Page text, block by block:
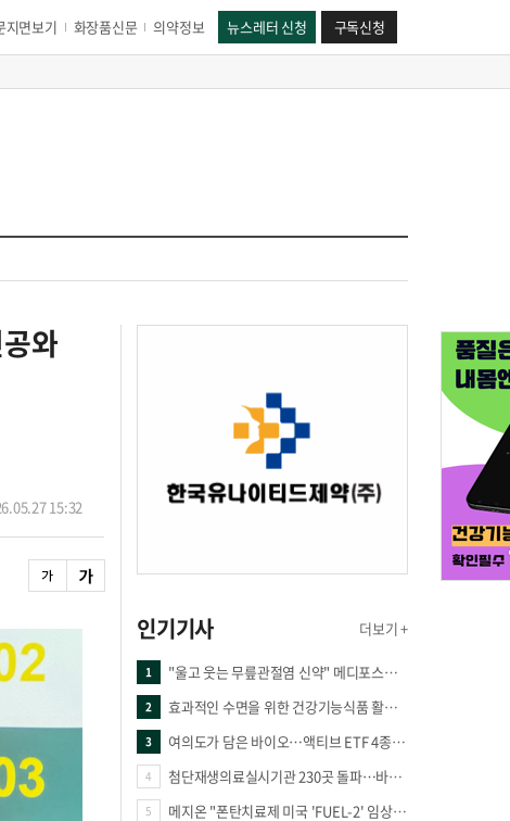
지면보기 화장품신문 의약정보 뉴스레터 신청 구독신청
와
15:32
인기기사 더보기 +
1 "울고 웃는 무릎관절염 신약" 메디포스트·강스템·네이처셀 전진, 코오롱티슈진 반전 과제
2 효과적인 수면을 위한 건강기능식품 활용법
3 여의도가 담은 바이오…액티브 ETF 4종의 선택은
4 첨단재생의료실시기관 230곳 돌파…바이오 새 시장 꿈틀
5 메지온 "폰탄치료제 미국 'FUEL-2' 임상 프로토콜 영국 승인"